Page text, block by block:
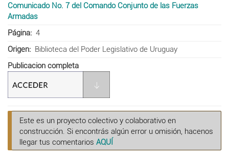
Comunicado No. 7 del Comando Conjunto de las Fuerzas
Armadas
Página
4
Origen
Biblioteca del Poder Legislativo de Uruguay
Publicacion completa
Este es un proyecto colectivo y colaborativo en
construcción. Si encontrás algún error u omisión, hacenos
llegar tus comentarios AQUÍ